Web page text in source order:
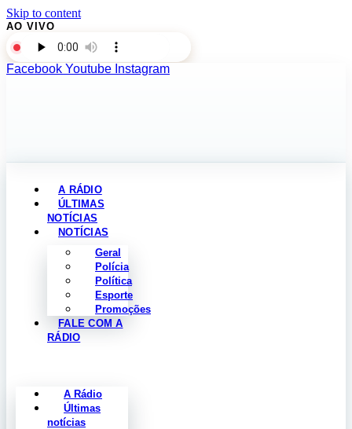
Skip to content
AO VIVO
Facebook Youtube Instagram
A RÁDIO
ÚLTIMAS
NOTÍCIAS
NOTÍCIAS
Geral
Polícia
Política
Esporte
Promoções
FALE COM A
RÁDIO
A Rádio
Últimas
notícias